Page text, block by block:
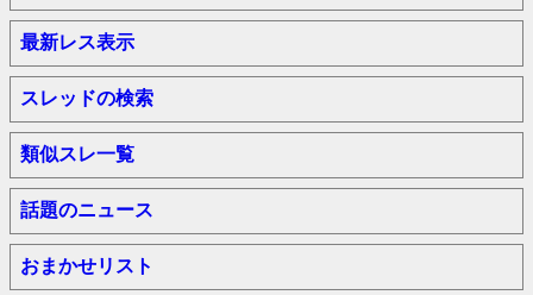
最新レス表示
スレッドの検索
類似スレ一覧
話題のニュース
おまかせリスト